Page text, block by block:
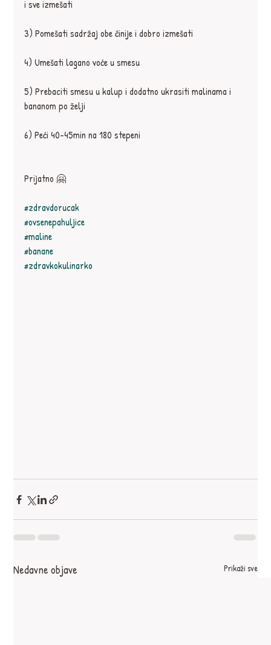
i sve izmešati⁣
3) Pomešati sadržaj obe činije i dobro izmešati⁣
4) Umešati lagano voće u smesu⁣
5) Prebaciti smesu u kalup i dodatno ukrasiti malinama i
bananom po želji⁣
6) Peći 40-45min na 180 stepeni⁣
Prijatno 🤗⁣
#zdravdorucak
#ovsenepahuljice
#maline
#banane
#zdravkokulinarko
Nedavne objave Prikaži sve